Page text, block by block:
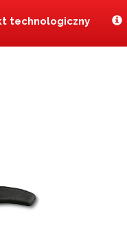
technologiczny